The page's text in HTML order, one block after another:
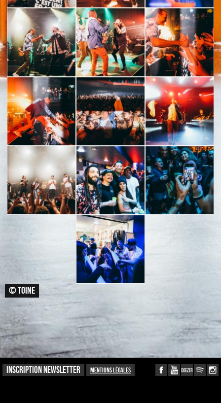
© TOINE
INSCRIPTION NEWSLETTER Mentions légales